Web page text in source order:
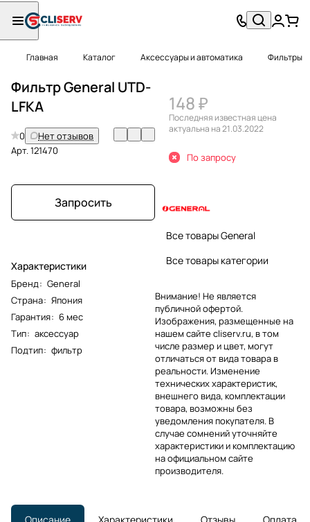
Главная Каталог Аксессуары и автоматика Фильтры
Фильтр General UTD-
LFKA
0
Нет отзывов
Арт.121470
Запросить
Характеристики
Бренд: General
Страна: Япония
Гарантия: 6 мес
Тип: аксессуар
Подтип: фильтр
148 ₽
Последняя известная цена
актуальна на 21.03.2022
По запросу
Все товары General
Все товары категории
Внимание! Не является
публичной офертой.
Изображения, размещенные на
нашем сайте cliserv.ru, в том
числе размер и цвет, могут
отличаться от вида товара в
реальности. Изменение
технических характеристик,
внешнего вида, комплектации
товара, возможны без
уведомления покупателя. В
случае сомнений уточняйте
характеристики и комплектацию
на официальном сайте
производителя.